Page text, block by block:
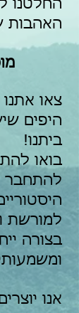
החלטנו
האהבות
צאו אתנו
היפים
ביתנו!
בואו
להתחבר
למורשת
בצורה
אנו